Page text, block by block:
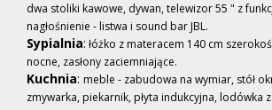
dwa stoliki kawowe, dywan, telewizor 55 " z
nagłośnienie - listwa i sound bar JBL.
Sypialnia: łóżko z materacem 140 cm
nocne, zasłony zaciemniające.
Kuchnia: meble - zabudowa na wymiar, stół
zmywarka, piekarnik, płyta indukcyjna, lodówka